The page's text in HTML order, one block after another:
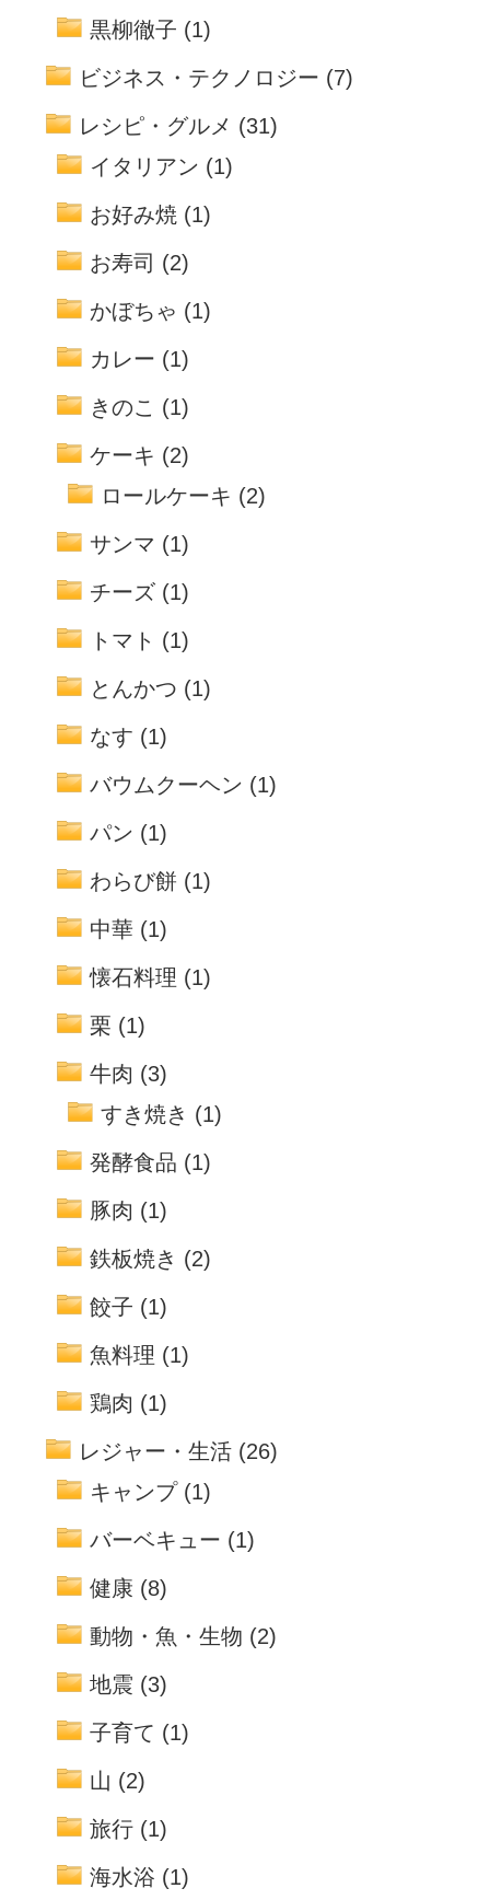
黒柳徹子 (1)
ビジネス・テクノロジー (7)
レシピ・グルメ (31)
イタリアン (1)
お好み焼 (1)
お寿司 (2)
かぼちゃ (1)
カレー (1)
きのこ (1)
ケーキ (2)
ロールケーキ (2)
サンマ (1)
チーズ (1)
トマト (1)
とんかつ (1)
なす (1)
バウムクーヘン (1)
パン (1)
わらび餅 (1)
中華 (1)
懐石料理 (1)
栗 (1)
牛肉 (3)
すき焼き (1)
発酵食品 (1)
豚肉 (1)
鉄板焼き (2)
餃子 (1)
魚料理 (1)
鶏肉 (1)
レジャー・生活 (26)
キャンプ(1)
バーベキュー (1)
健康 (8)
動物・魚・生物 (2)
地震 (3)
子育て (1)
山 (2)
旅行 (1)
海水浴 (1)